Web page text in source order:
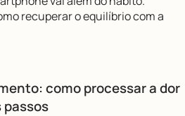
recuperar o equilíbrio com a
como processar a dor
passos